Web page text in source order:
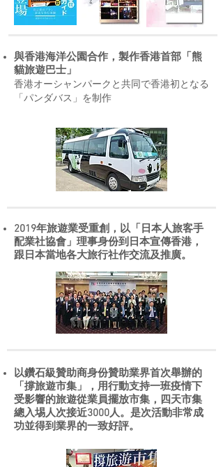
與香港海洋公園合作，製作香港首部「熊
貓旅遊巴士」
香港オーシャンパークと共同で香港初となる
「パンダバス」を制作
2019年旅遊業受重創，以「日本人旅客手
配業社協會」理事身份到日本宣傳香港，
跟日本當地各大旅行社作交流及推廣。
以鑽石級贊助商身份贊助業界首次舉辦的
「撐旅遊市集」，用行動支持一班疫情下
受影響的旅遊從業員擺放市集，四天市集
總入埸人次接近3000人。是次活動非常成
功並得到業界的一致好評。